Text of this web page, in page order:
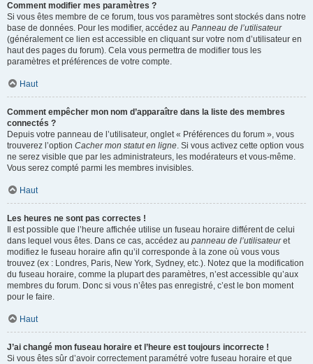
Comment modifier mes paramètres ?
Si vous êtes membre de ce forum, tous vos paramètres sont stockés dans notre
base de données. Pour les modifier, accédez au Panneau de l’utilisateur
(généralement ce lien est accessible en cliquant sur votre nom d’utilisateur en
haut des pages du forum). Cela vous permettra de modifier tous les
paramètres et préférences de votre compte.
Haut
Comment empêcher mon nom d’apparaître dans la liste des membres
connectés ?
Depuis votre panneau de l’utilisateur, onglet « Préférences du forum », vous
trouverez l’option Cacher mon statut en ligne. Si vous activez cette option vous
ne serez visible que par les administrateurs, les modérateurs et vous-même.
Vous serez compté parmi les membres invisibles.
Haut
Les heures ne sont pas correctes !
Il est possible que l’heure affichée utilise un fuseau horaire différent de celui
dans lequel vous êtes. Dans ce cas, accédez au panneau de l’utilisateuret
modifiez le fuseau horaire afin qu’il corresponde à la zone où vous vous
trouvez (ex : Londres, Paris, New York, Sydney, etc.). Notez que la modification
du fuseau horaire, comme la plupart des paramètres, n’est accessible qu’aux
membres du forum. Donc si vous n’êtes pas enregistré, c’est le bon moment
pour le faire.
Haut
J’ai changé mon fuseau horaire et l’heure est toujours incorrecte !
Si vous êtes sûr d’avoir correctement paramétré votre fuseau horaire et que